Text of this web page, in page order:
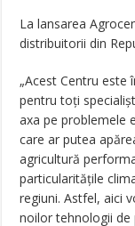
La lansarea
distribuitorii din
„Acest Centru este
pentru toţi
axa pe problemele
care ar putea
agricultură
particularităţile
regiuni. Astfel, aici
noilor tehnologii